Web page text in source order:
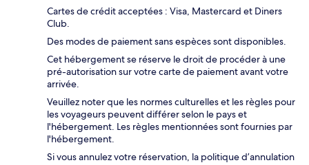
Cartes de crédit acceptées : Visa, Mastercard et Diners
Club.
Des modes de paiement sans espèces sont disponibles.
Cet hébergement se réserve le droit de procéder à une
pré-autorisation sur votre carte de paiement avant votre
arrivée.
Veuillez noter que les normes culturelles et les règles pour
les voyageurs peuvent différer selon le pays et
l'hébergement. Les règles mentionnées sont fournies par
l'hébergement.
Si vous annulez votre réservation, la politique d’annulation